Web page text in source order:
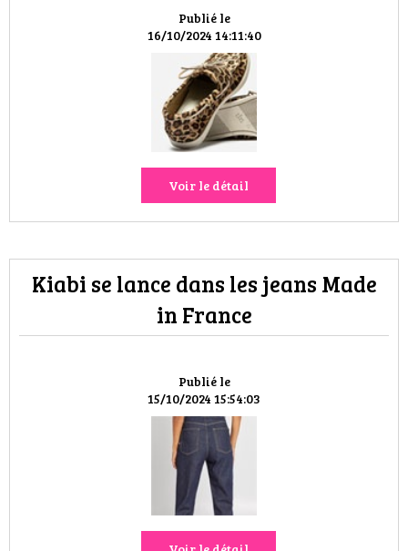
Publié le
16/10/2024 14:11:40
Voir le détail
Publié le
15/10/2024 15:54:03
Kiabi se lance dans les jeans Made
in France